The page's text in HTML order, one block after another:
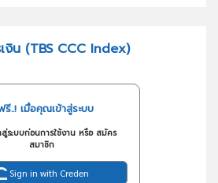
งิน (TBS CCC Index)
..! เมื่อคุณเข้าสู่ระบบ
ระบบก่อนการใช้งาน หรือ สมัคร
สมาชิก
Sign in with Creden